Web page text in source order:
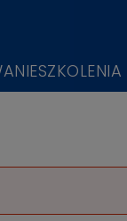
SZKOLENIA